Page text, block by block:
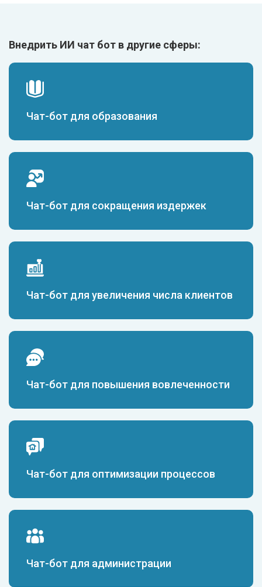
Внедрить ИИ чат бот в другие сферы:
Чат-бот для образования
Чат-бот для сокращения издержек
Чат-бот для увеличения числа клиентов
Чат-бот для повышения вовлеченности
Чат-бот для оптимизации процессов
Чат-бот для администрации